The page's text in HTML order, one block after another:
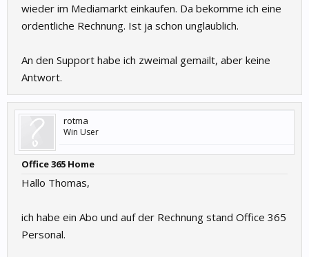
wieder im Mediamarkt einkaufen. Da bekomme ich eine
ordentliche Rechnung. Ist ja schon unglaublich.
An den Support habe ich zweimal gemailt, aber keine
Antwort.
rotma
Win User
Office 365 Home
Hallo Thomas,
ich habe ein Abo und auf der Rechnung stand Office 365
Personal.